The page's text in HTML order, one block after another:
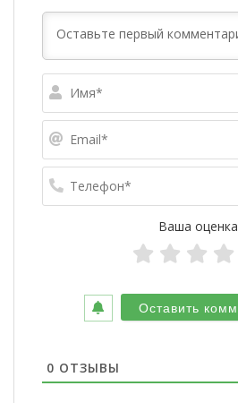
Ваша оценка
0 ОТЗЫВЫ